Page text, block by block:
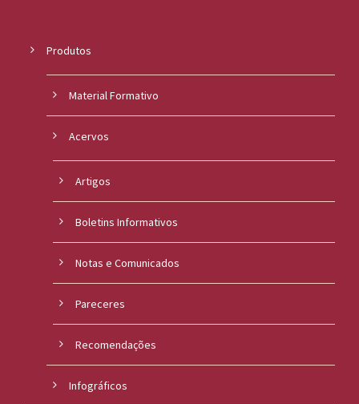
Produtos
Material Formativo
Acervos
Artigos
Boletins Informativos
Notas e Comunicados
Pareceres
Recomendações
Infográficos